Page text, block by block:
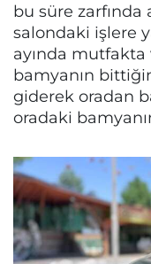
bu süre zarfında
salondaki işlere
ayında
bamyanın
giderek oradan
oradaki